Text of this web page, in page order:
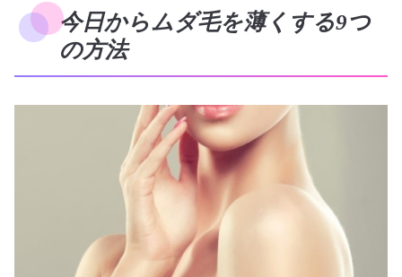
今日からムダ毛を薄くする9つ
の方法